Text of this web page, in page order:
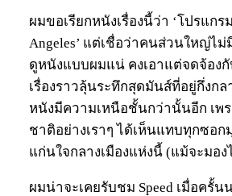
ผมขอเรียกหนังเรื่องนี้ว่า ‘โปรแกร
Angeles’ แต่เชื่อว่าคนส่วนใหญ่ไ
ดูหนังแบบผมแน่ คงเอาแต่จดจ้อง
เรื่องราวลุ้นระทึกสุดมันส์ที่อยู่กึ่งกล
หนังมีความเหนือชั้นกว่านั้นอีก เพ
ชาติอย่างเราๆ ได้เห็นแทบทุกซอก
แก่นใจกลางเมืองแห่งนี้ (แม้จะมอ
ผมน่าจะเคยรับชม Speed เมื่อครั้